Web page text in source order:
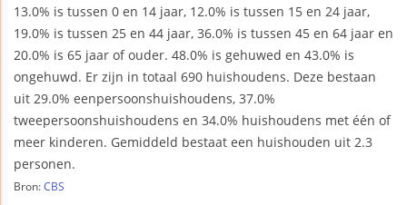
13.0% is tussen 0 en 14 jaar, 12.0% is tussen 15 en 24 jaar,
19.0% is tussen 25 en 44 jaar, 36.0% is tussen 45 en 64 jaar en
20.0% is 65 jaar of ouder. 48.0% is gehuwed en 43.0% is
ongehuwd. Er zijn in totaal 690 huishoudens. Deze bestaan
uit 29.0% eenpersoonshuishoudens, 37.0%
tweepersoonshuishoudens en 34.0% huishoudens met één of
meer kinderen. Gemiddeld bestaat een huishouden uit 2.3
personen.
Bron: CBS